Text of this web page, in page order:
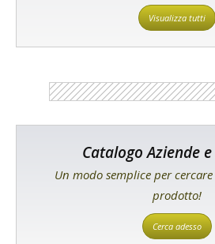
Visualizza tutti
Catalogo Aziende
Un modo semplice per
prodotto!
Cerca adesso